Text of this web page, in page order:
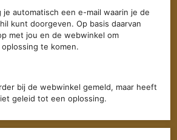
je automatisch een e-mail waarin je de
kunt doorgeven. Op basis daarvan
met jou en de webwinkel om
te komen.
bij de webwinkel gemeld, maar heeft
geleid tot een oplossing.